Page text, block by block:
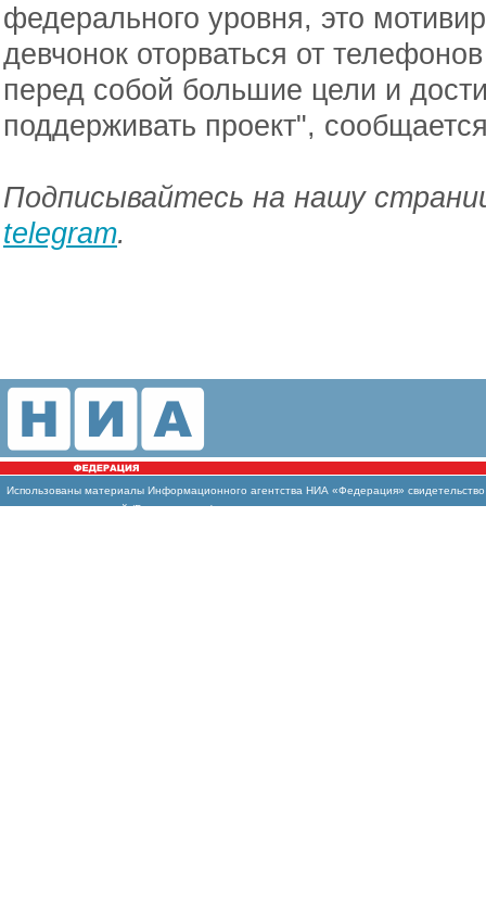
федерального уровня, это
девчонок оторваться от
перед собой большие цели и
поддерживать проект",
Подписывайтесь на нашу
telegram.
Использованы материалы Информационного агентства НИА «Федерация»
массовых коммуникаций (Роскомнадзор)